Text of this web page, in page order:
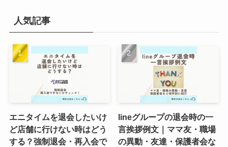
人気記事
エニタイムを退会したいけ
ど店舗に行けない時はどう
する？強制退会・再入会で
lineグループの退会時の一
言挨拶例文｜ママ友・職場
の異動・友達・保護者会な